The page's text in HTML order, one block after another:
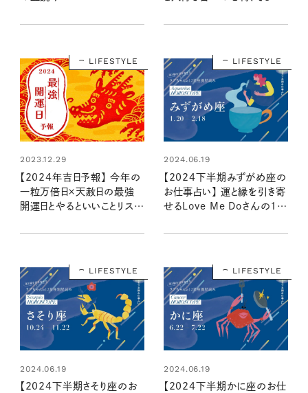
LIFESTYLE
2023.12.29
【2024年吉日予報】 今年の
一粒万倍日×天赦日の最強
開運日とやるといいことリスト
LIFESTYLE
2024.06.19
【2024下半期みずがめ座の
お仕事占い】 運と縁を引き寄
せるLove Me Doさんの12
LIFESTYLE
2024.06.19
【2024下半期さそり座のお
LIFESTYLE
2024.06.19
【2024下半期かに座のお仕